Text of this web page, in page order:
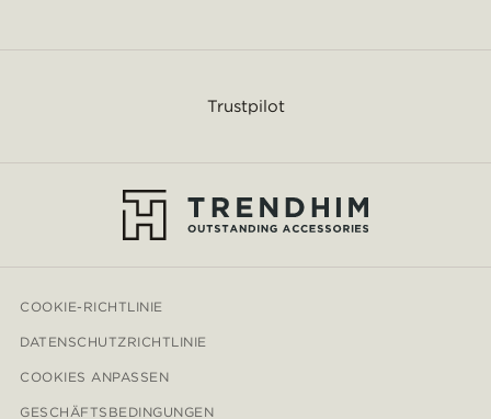
Trustpilot
COOKIE-RICHTLINIE
DATENSCHUTZRICHTLINIE
COOKIES ANPASSEN
GESCHÄFTSBEDINGUNGEN